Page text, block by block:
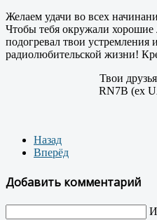
Желаем удачи во всех
Чтобы тебя окружали
подогревал твои
радиолюбительской жизни!
Твои
RN7B (ex
Назад
Вперёд
Добавить комментарий